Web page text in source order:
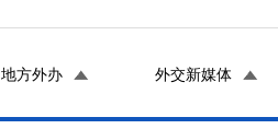
地方外办 外交新媒体